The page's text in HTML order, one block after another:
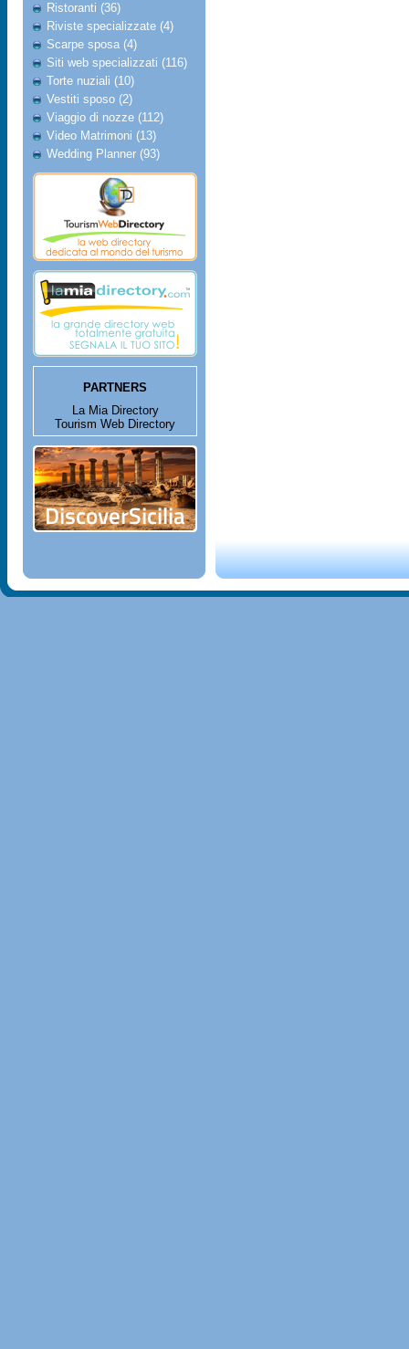
Ristoranti (36)
Riviste specializzate (4)
Scarpe sposa (4)
Siti web specializzati (116)
Torte nuziali (10)
Vestiti sposo (2)
Viaggio di nozze (112)
Video Matrimoni (13)
Wedding Planner (93)
PARTNERS
La Mia Directory
Tourism Web Directory